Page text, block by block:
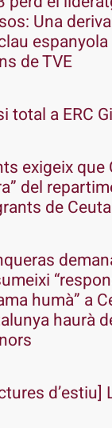
Una
de TVE
total a ERC
exigeix que
del
de Ceuta
humà” a
haurà
d’estiu]